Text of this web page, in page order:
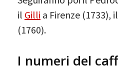
il Gilli a Firenze (1733),
(1760).
I numeri del